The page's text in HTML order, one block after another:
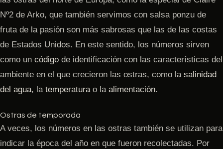
Nº2 de Arko, que también servimos con salsa ponzu de
fruta de la pasión son más sabrosas que las de las costas
de Estados Unidos. En este sentido, los números sirven
como un código de identificación con las características del
ambiente en el que crecieron las ostras, como la salinidad
del agua, la temperaturao la alimentación.
Ostras de temporada
A veces, los números en las ostras también se utilizan para
indicar la época del año en que fueron recolectadas. Por